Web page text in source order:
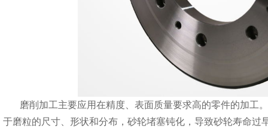
磨削加工主要应用在精度、表面质量要求高的零件的加工
于磨粒的尺寸、形状和分布，砂轮堵塞钝化，导致砂轮寿命过